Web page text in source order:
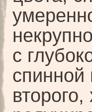
с
спинной